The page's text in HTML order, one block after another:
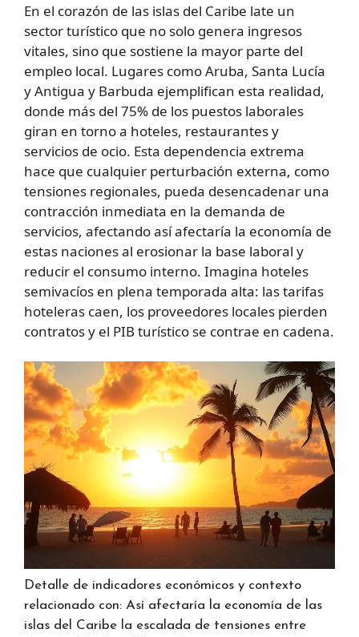
En el corazón de las islas del Caribe late un
sector turístico que no solo genera ingresos
vitales, sino que sostiene la mayor parte del
empleo local. Lugares como Aruba, Santa Lucía
y Antigua y Barbuda ejemplifican esta realidad,
donde más del 75% de los puestos laborales
giran en torno a hoteles, restaurantes y
servicios de ocio. Esta dependencia extrema
hace que cualquier perturbación externa, como
tensiones regionales, pueda desencadenar una
contracción inmediata en la demanda de
servicios, afectando así afectaría la economía de
estas naciones al erosionar la base laboral y
reducir el consumo interno. Imagina hoteles
semivacíos en plena temporada alta: las tarifas
hoteleras caen, los proveedores locales pierden
contratos y el PIB turístico se contrae en cadena.
Detalle de indicadores económicos y contexto
relacionado con: Así afectaría la economía de las
islas del Caribe la escalada de tensiones entre